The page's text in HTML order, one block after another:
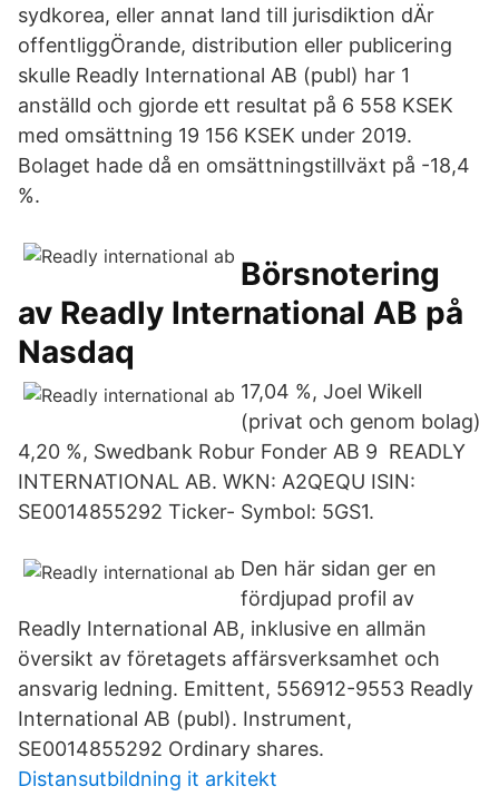
sydkorea, eller annat land till jurisdiktion dÄr
offentliggÖrande, distribution eller publicering
skulle Readly International AB (publ) har 1
anställd och gjorde ett resultat på 6 558 KSEK
med omsättning 19 156 KSEK under 2019.
Bolaget hade då en omsättningstillväxt på -18,4
%.
Börsnotering
av Readly International AB på
Nasdaq
17,04 %, Joel Wikell
(privat och genom bolag)
4,20 %, Swedbank Robur Fonder AB 9 READLY
INTERNATIONAL AB. WKN: A2QEQU ISIN:
SE0014855292 Ticker- Symbol: 5GS1.
Den här sidan ger en
fördjupad profil av
Readly International AB, inklusive en allmän
översikt av företagets affärsverksamhet och
ansvarig ledning. Emittent, 556912-9553 Readly
International AB (publ). Instrument,
SE0014855292 Ordinary shares.
Distansutbildning it arkitekt